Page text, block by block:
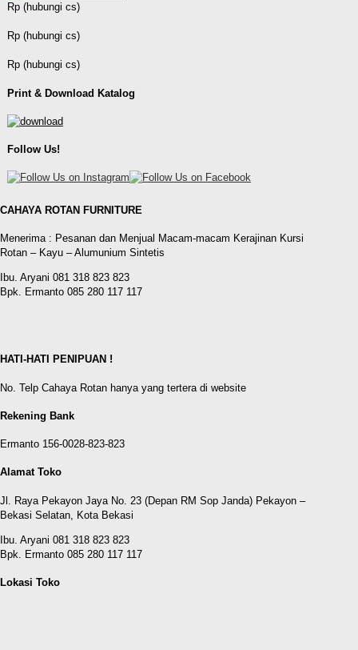
Rp (hubungi cs)
Rp (hubungi cs)
Rp (hubungi cs)
Print & Download Katalog
Follow Us!
CAHAYA ROTAN FURNITURE
Menerima : Pesanan dan Menjual Macam-macam Kerajinan Kursi
Rotan – Kayu – Alumunium Sintetis
Ibu. Aryani 081 318 823 823
Bpk. Ermanto 085 280 117 117
HATI-HATI PENIPUAN !
No. Telp Cahaya Rotan hanya yang tertera di website
Rekening Bank
Ermanto 156-0028-823-823
Alamat Toko
Jl. Raya Pekayon Jaya No. 23 (Depan RM Sop Janda) Pekayon –
Bekasi Selatan, Kota Bekasi
Ibu. Aryani 081 318 823 823
Bpk. Ermanto 085 280 117 117
Lokasi Toko